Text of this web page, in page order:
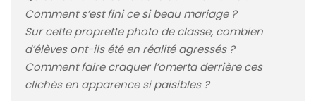
Comment s’est fini ce si beau mariage ?
Sur cette proprette photo de classe, combien
d’élèves ont-ils été en réalité agressés ?
Comment faire craquer l’omerta derrière ces
clichés en apparence si paisibles ?